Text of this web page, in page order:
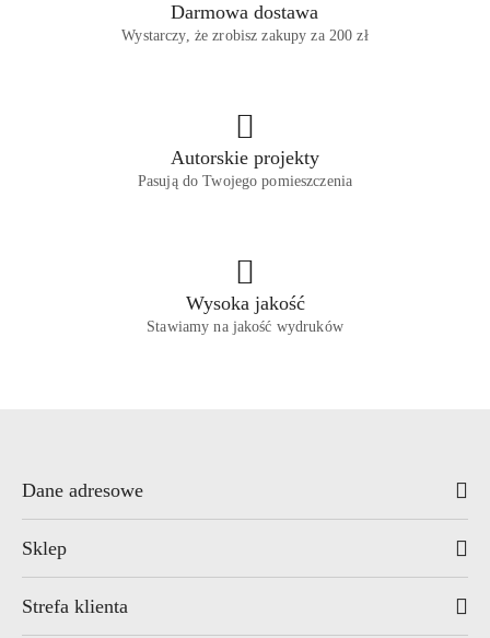
Darmowa dostawa
Wystarczy, że zrobisz zakupy za 200 zł
Autorskie projekty
Pasują do Twojego pomieszczenia
Wysoka jakość
Stawiamy na jakość wydruków
Dane adresowe
Sklep
Strefa klienta